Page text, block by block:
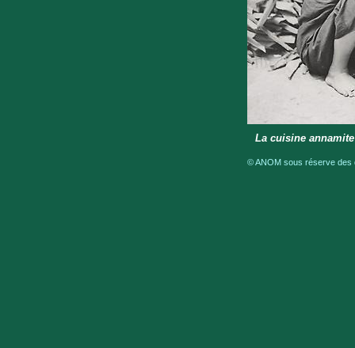
La cuisine annamite
© ANOM sous réserve des